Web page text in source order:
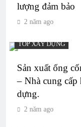
lượng đảm bảo
2 năm ago
TOP XÂY DỰNG
Sản xuất ống
– Nhà cung cấp
dựng.
2 năm ago